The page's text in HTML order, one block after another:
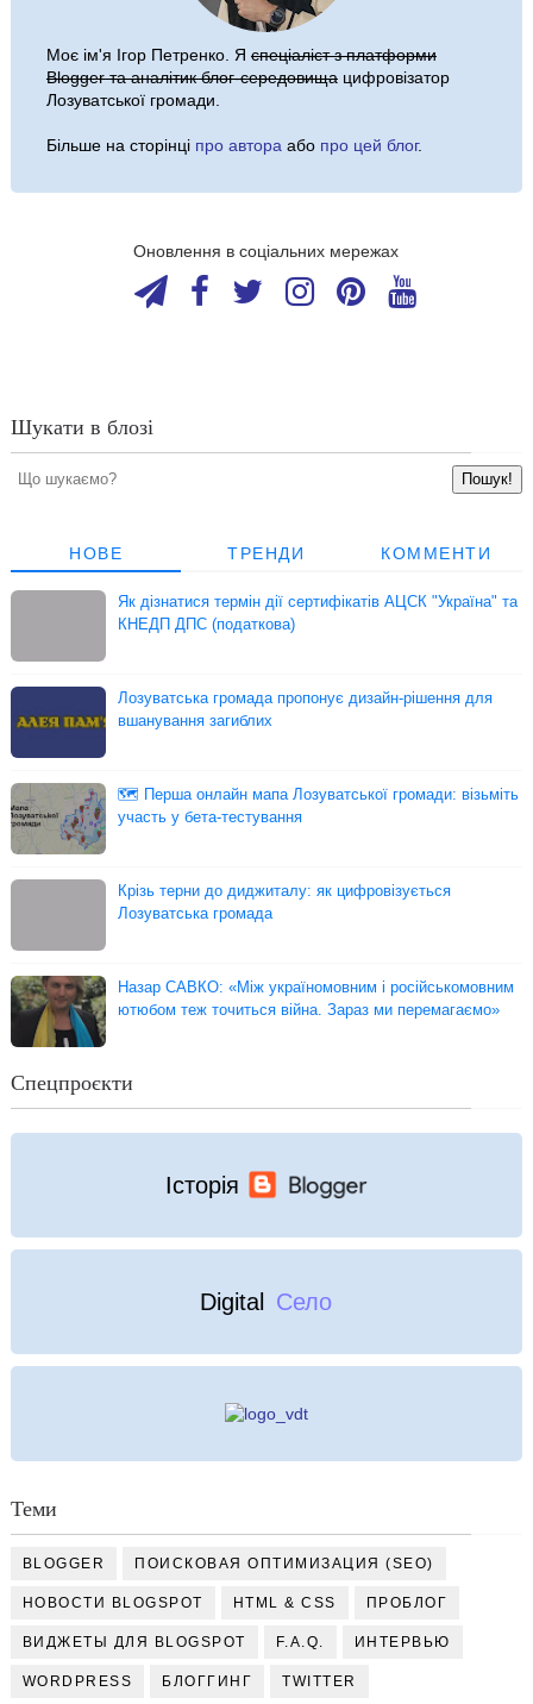
Моє ім'я Ігор Петренко. Я спеціаліст з платформи
Blogger та аналітик блог-середовищацифровізатор
Лозуватської громади.
Більше на сторінці про автора або про цей блог.
Оновлення в соціальних мережах
Шукати в блозі
НОВЕ ТРЕНДИ КОММЕНТИ
Як дізнатися термін дії сертифікатів АЦСК "Україна" та
КНЕДП ДПС (податкова)
Лозуватська громада пропонує дизайн-рішення для
вшанування загиблих
🗺 Перша онлайн мапа Лозуватської громади: візьміть
участь у бета-тестування
Крізь терни до диджиталу: як цифровізується
Лозуватська громада
Назар САВКО: «Між україномовним і російськомовним
ютюбом теж точиться війна. Зараз ми перемагаємо»
Спецпроєкти
Історія
Digital Село
Теми
BLOGGER ПОИСКОВАЯ ОПТИМИЗАЦИЯ (SEO)
НОВОСТИ BLOGSPOT HTML & CSS ПРОБЛОГ
ВИДЖЕТЫ ДЛЯ BLOGSPOT F.A.Q. ИНТЕРВЬЮ
WORDPRESS БЛОГГИНГ TWITTER